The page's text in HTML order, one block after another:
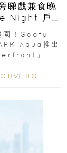
睇戲兼食晚
Night 戶
園！Goofy
Aqua推出
」...